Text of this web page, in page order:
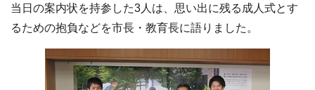
当日の案内状を持参した3人は、思い出に残る成人式とす
るための抱負などを市長・教育長に語りました。